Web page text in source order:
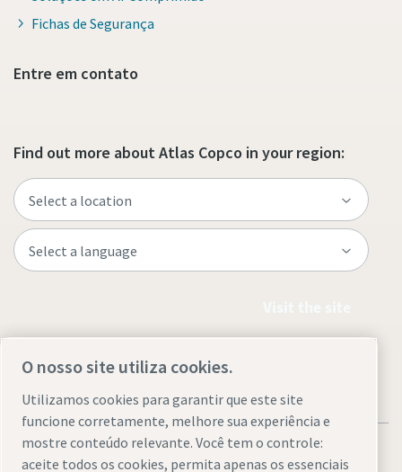
Fichas de Segurança
Entre em contato
Find out more about Atlas Copco in your region:
O nosso site utiliza cookies.
Utilizamos cookies para garantir que este site
funcione corretamente, melhore sua experiência e
mostre conteúdo relevante. Você tem o controle:
aceite todos os cookies, permita apenas os essenciais